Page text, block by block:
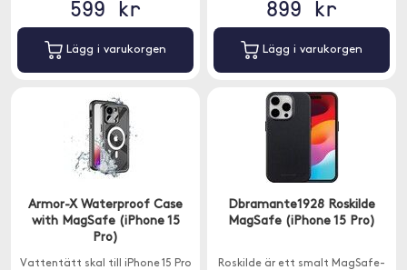
599 kr
Lägg i varukorgen
899 kr
Lägg i varukorgen
Armor-X Waterproof Case
with MagSafe (iPhone 15
Pro)
Vattentätt skal till iPhone 15 Pro
Dbramante1928 Roskilde
MagSafe (iPhone 15 Pro)
Roskilde är ett smalt MagSafe-